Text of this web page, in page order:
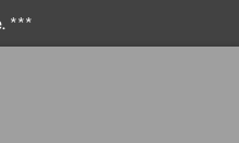
***